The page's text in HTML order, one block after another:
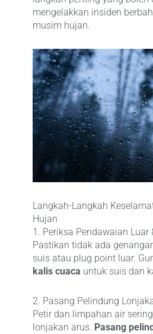
mengelakkan insiden
musim hujan.
Langkah-Langkah
Hujan
1. Periksa Pendawaian Luar
Pastikan tidak ada
suis atau plug point luar.
kalis cuaca untuk suis dan
2. Pasang Pelindung
Petir dan limpahan air
lonjakan arus. Pasang